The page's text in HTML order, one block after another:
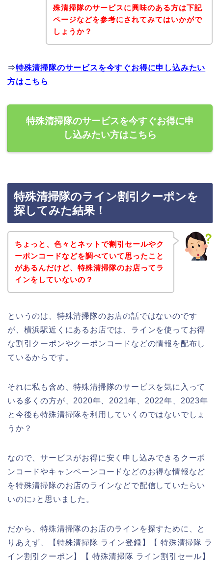
殊清掃隊のサービスに興味のある方は下記
ページなどを参考にされてみてはいかがで
しょうか？
⇒特殊清掃隊のサービスを今すぐお得に申し込みたい
方はこちら
特殊清掃隊のサービスを今すぐお得に申
し込みたい方はこちら
特殊清掃隊のライン割引クーポンを
探してみた結果！
ちょっと、色々とネットで割引セールやク
ーポンコードなどを調べていて思ったこと
があるんだけど、特殊清掃隊のお店ってラ
インをしていないの？
というのは、特殊清掃隊のお店の話ではないのです
が、横浜駅近くにあるお店では、ラインを使ってお得
な割引クーポンやクーポンコードなどの情報を配布し
ているからです。
それに私も含め、特殊清掃隊のサービスを気に入って
いる多くの方が、2020年、2021年、2022年、2023年
と今後も特殊清掃隊を利用していくのではないでしょ
うか？
なので、サービスがお得に安く申し込みできるクーポ
ンコードやキャンペーンコードなどのお得な情報など
を特殊清掃隊のお店のラインなどで配信していたらい
いのに♪と思いました。
だから、特殊清掃隊のお店のラインを探すために、と
りあえず、【特殊清掃隊 ライン登録】【 特殊清掃隊 ラ
イン割引クーポン】【 特殊清掃隊 ライン割引セール】